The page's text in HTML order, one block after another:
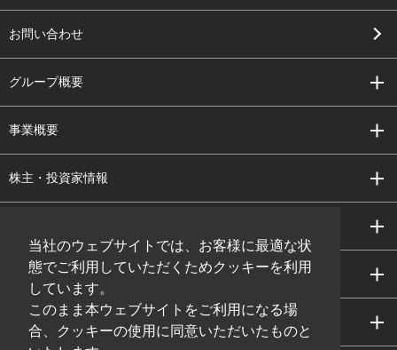
当社のウェブサイトでは、お客様に最適な状
態でご利用していただくためクッキーを利用
しています。
このまま本ウェブサイトをご利用になる場
合、クッキーの使用に同意いただいたものと
お問い合わせ
グループ概要
事業概要
株主・投資家情報
研究開発
採用情報